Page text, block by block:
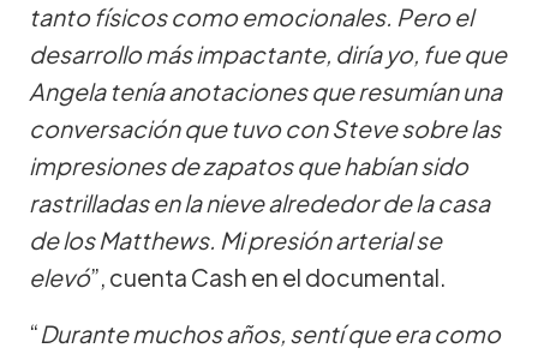
tanto físicos como emocionales. Pero el
desarrollo más impactante, diría yo, fue que
Angela tenía anotaciones que resumían una
conversación que tuvo con Steve sobre las
impresiones de zapatos que habían sido
rastrilladas en la nieve alrededor de la casa
de los Matthews. Mi presión arterial se
elevó”, cuenta Cash en el documental.
“Durante muchos años, sentí que era como